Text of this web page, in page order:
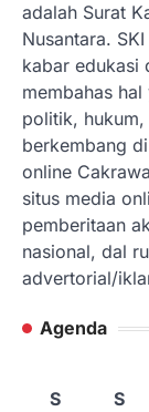
adalah Surat
Nusantara.
kabar edukasi
membahas
politik,
berkembang
online
situs media
pemberitaan
nasional, dal
advertorial/
Agenda
S
S